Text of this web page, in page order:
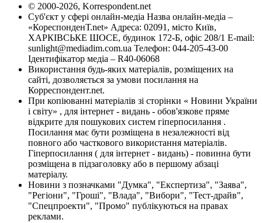
© 2000-2026, Korrespondent.net
Суб'єкт у сфері онлайн-медіа Назва онлайн-медіа –
«КореспонденТ.net» Адреса: 02091, місто Київ,
ХАРКІВСЬКЕ ШОСЕ, будинок 172-Б, офіс 208/1 E-mail:
sunlight@mediadim.com.ua Телефон: 044-205-43-00
Ідентифікатор медіа – R40-06068
Використання будь-яких матеріалів, розміщених на
сайті, дозволяється за умови посилання на
Корреспондент.net.
При копіюванні матеріалів зі сторінки « Новини України
і світу» , для інтернет - видань - обов'язкове пряме
відкрите для пошукових систем гіперпосилання .
Посилання має бути розміщена в незалежності від
повного або часткового використання матеріалів.
Гіперпосилання ( для інтернет - видань) - повинна бути
розміщена в підзаголовку або в першому абзаці
матеріалу.
Новини з позначками "Думка", "Експертиза", "Заява",
"Регіони", "Гроші", "Влада", "Вибори", "Тест-драйв",
"Спецпроекти", "Промо" публікуються на правах
реклами.